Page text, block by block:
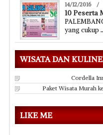
14/12/2016 /
10 Peserta
yang cukup
WISATA DAN
Cordella
Paket Wisata Murah
LIKE ME